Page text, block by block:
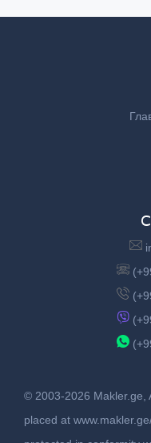
© 2003-2026 Makler.ge,
placed at